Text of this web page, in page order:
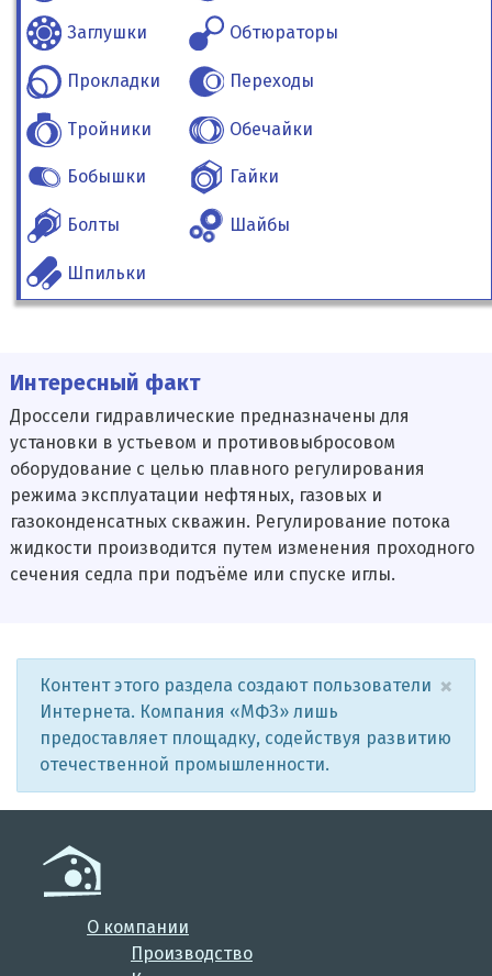
Заглушки Обтюраторы
Прокладки Переходы
Тройники Обечайки
Бобышки Гайки
Болты Шайбы
Шпильки
Интересный факт
Дроссели гидравлические предназначены для
установки в устьевом и противовыбросовом
оборудование с целью плавного регулирования
режима эксплуатации нефтяных, газовых и
газоконденсатных скважин. Регулирование потока
жидкости производится путем изменения проходного
сечения седла при подъёме или спуске иглы.
×
Контент этого раздела создают пользователи
Интернета. Компания «МФЗ» лишь
предоставляет площадку, содействуя развитию
отечественной промышленности.
О компании
Производство